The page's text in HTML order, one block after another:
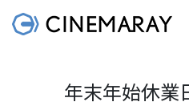
年末年始休業